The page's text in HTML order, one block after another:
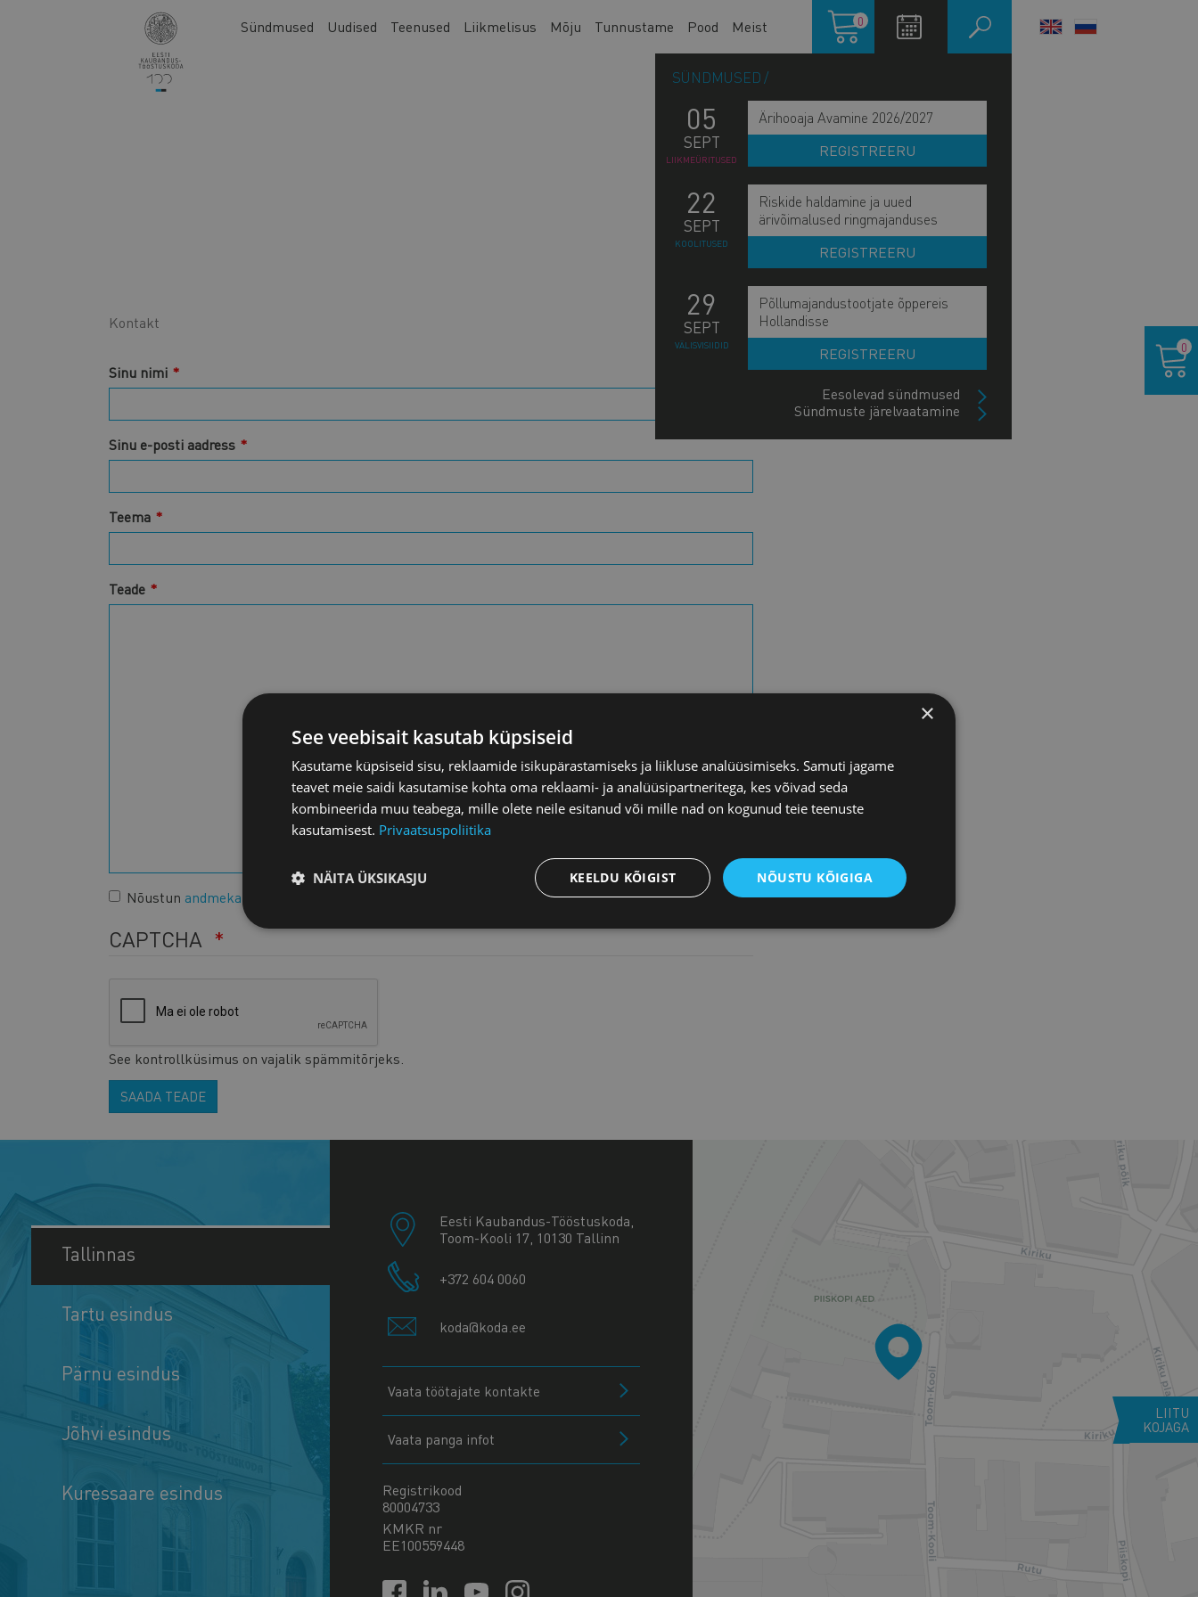
Main
Sündmused Uudised Teenused Liikmelisus Mõju Tunnustame Pood Meist
Ostukorv
0
SÜNDMUSED
05
SEPT
LIIKMEÜRITUSED
Ärihooaja Avamine 2026/2027
REGISTREERU
22
SEPT
KOOLITUSED
Riskide haldamine ja uued
ärivõimalused ringmajanduses
REGISTREERU
29
SEPT
VÄLISVISIIDID
Põllumajandustootjate õppereis
Hollandisse
REGISTREERU
Eesolevad sündmused
Sündmuste järelvaatamine
LANGUAGE
Kontakt
Sinu nimi
Sinu e-posti aadress
Teema
Teade
Nõustun andmekaitsetingimustega
CAPTCHA
See kontrollküsimus on vajalik spämmitõrjeks.
SAADA TEADE
0
LIITU UUDISKIRJAGA
Tallinnas
Tartu esindus
Pärnu esindus
Jõhvi esindus
Kuressaare esindus
Eesti Kaubandus-Tööstuskoda,
Toom-Kooli 17, 10130 Tallinn
+372 604 0060
koda@koda.ee
Vaata töötajate kontakte
Vaata panga infot
Registrikood
80004733
KMKR nr
EE100559448
LIITU
KOJAGA
×
See veebisait kasutab küpsiseid
Kasutame küpsiseid sisu, reklaamide isikupärastamiseks ja liikluse analüüsimiseks. Samuti jagame
teavet meie saidi kasutamise kohta oma reklaami- ja analüüsipartneritega, kes võivad seda
kombineerida muu teabega, mille olete neile esitanud või mille nad on kogunud teie teenuste
kasutamisest. Privaatsuspoliitika
NÕUSTU KÕIGIGA
KEELDU KÕIGIST
NÄITA ÜKSIKASJU